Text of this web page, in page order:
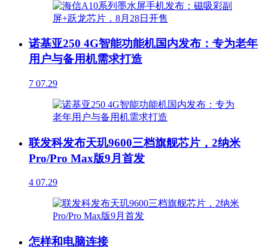
诺基亚250 4G智能功能机国内发布：专为老年
用户与备用机需求打造
7 07.29
联发科发布天玑9600三档旗舰芯片，2纳米
Pro/Pro Max版9月首发
4 07.29
怎样和电脑连接